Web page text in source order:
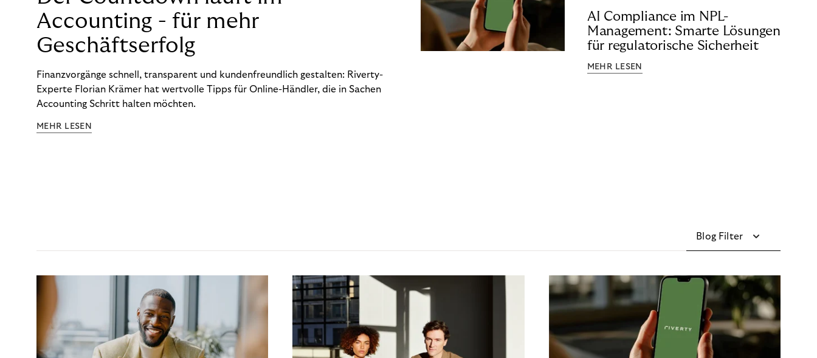
Accounting - für mehr
Geschäftserfolg
Finanzvorgänge schnell, transparent und kundenfreundlich gestalten: Riverty-
Experte Florian Krämer hat wertvolle Tipps für Online-Händler, die in Sachen
Accounting Schritt halten möchten.
MEHR LESEN
AI Compliance im NPL-
Management: Smarte Lösungen
für regulatorische Sicherheit
MEHR LESEN
Blog Filter